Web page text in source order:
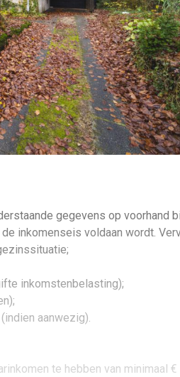
gegevens op voorhand
inkomenseis voldaan wordt.
inkomstenbelasting);
aanwezig).
te hebben van